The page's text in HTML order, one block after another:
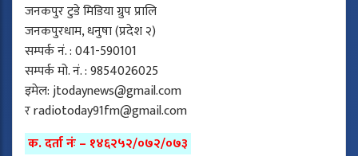
जनकपुर टुडे मिडिया ग्रुप प्रालि
जनकपुरधाम, धनुषा (प्रदेश २)
सम्पर्क नं. : 041-590101
सम्पर्क मो. नं. : 9854026025
इमेल:jtodaynews@gmail.com
रradiotoday91fm@gmail.com
क. दर्ता नंः – १४६२५२/०७२/०७३